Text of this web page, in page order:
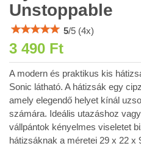
Unstoppable
5/5 (4x)
3 490 Ft
A modern és praktikus kis
Sonic látható. A hátizsák egy
amely elegendő helyet kínál
számára. Ideális utazáshoz
vállpántok kényelmes viseletet
hátizsáknak a méretei 29 x 22 x